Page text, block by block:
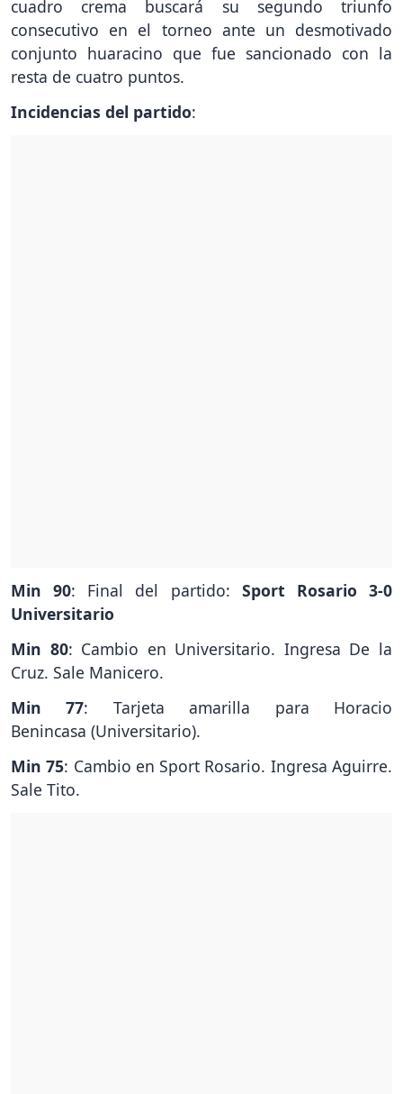
cuadro crema buscará su segundo triunfo
consecutivo en el torneo ante un desmotivado
conjunto huaracino que fue sancionado con la
resta de cuatro puntos.
Incidencias del partido:
Min 90: Final del partido: Sport Rosario 3-0
Universitario
Min 80: Cambio en Universitario. Ingresa De la
Cruz. Sale Manicero.
Min 77: Tarjeta amarilla para Horacio
Benincasa (Universitario).
Min 75: Cambio en Sport Rosario. Ingresa Aguirre.
Sale Tito.